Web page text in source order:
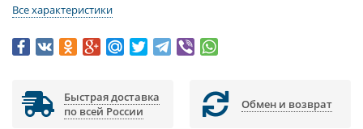
Все характеристики
Быстрая доставка
по всей России
Обмен и возврат